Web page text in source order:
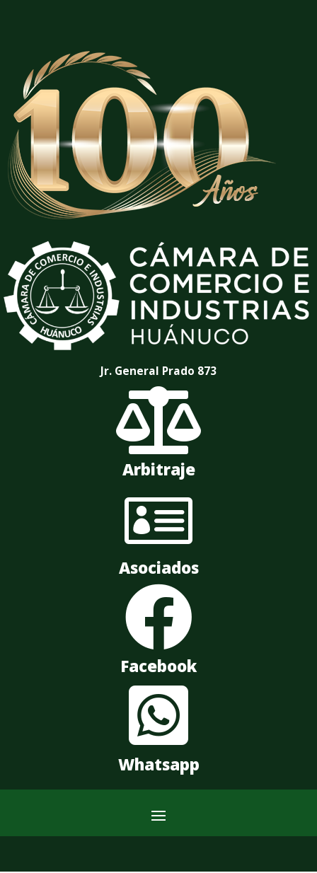
Jr. General Prado 873

Arbitraje

Asociados

Facebook

Whatsapp